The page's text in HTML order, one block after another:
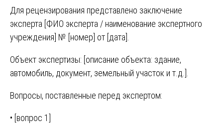
Для рецензирования представлено заключение
эксперта [ФИО эксперта / наименование экспертного
учреждения] № [номер] от [дата].
Объект экспертизы: [описание объекта: здание,
автомобиль, документ, земельный участок и т.д.].
Вопросы, поставленные перед экспертом:
• [вопрос 1]